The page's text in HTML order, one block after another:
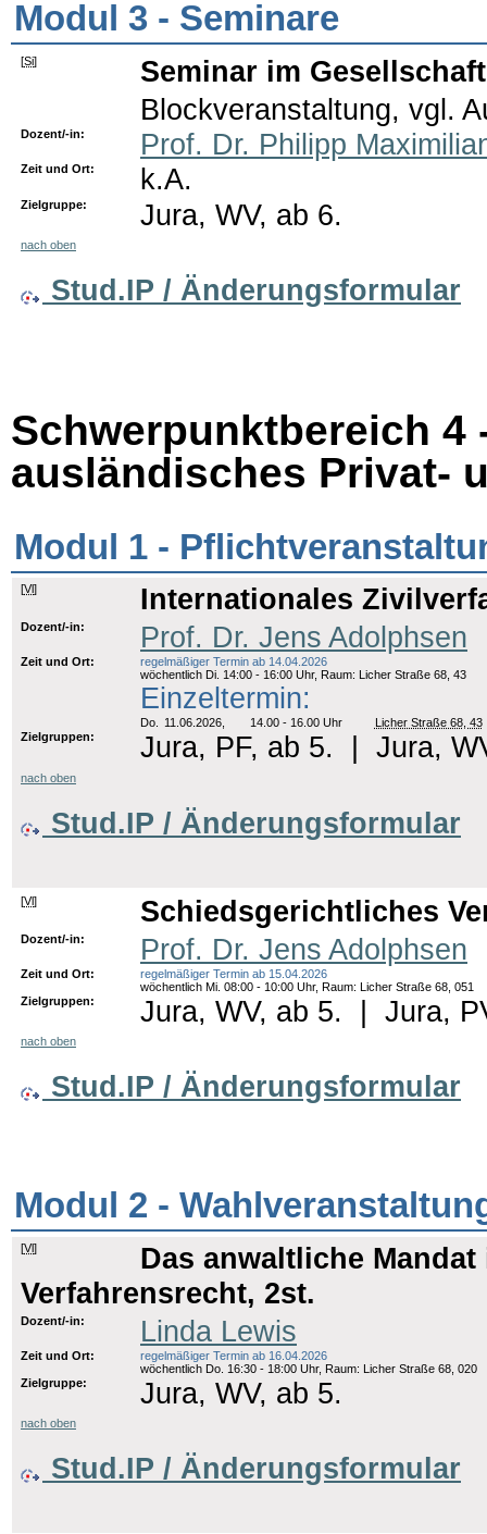
Modul 3 - Seminare
[Si]
Seminar im
Blockveranstaltung, vgl.
Dozent/-in: Prof. Dr. Philipp
Zeit und Ort: k.A.
Zielgruppe: Jura, WV, ab 6.
nach oben
Stud.IP / Änderungsformular
Schwerpunktbereich 4
ausländisches Privat-
Modul 1 -
[Vl] Internationales
Dozent/-in: Prof. Dr. Jens Adolphsen
Zeit und Ort:
regelmäßiger Termin ab 14.04.2026
wöchentlich Di. 14:00 - 16:00 Uhr, Raum: Licher Straße 68, 43
Einzeltermin:
Do. 11.06.2026, 14.00 - 16.00 Uhr
Licher Straße 68, 43
Zielgruppen:
Jura, PF, ab 5. | Jura,
nach oben
Stud.IP / Änderungsformular
[Vl] Schiedsgerichtliches
Dozent/-in: Prof. Dr. Jens Adolphsen
Zeit und Ort:
regelmäßiger Termin ab 15.04.2026
wöchentlich Mi. 08:00 - 10:00 Uhr, Raum: Licher Straße 68, 051
Zielgruppen:
Jura, WV, ab 5. | Jura,
nach oben
Stud.IP / Änderungsformular
Modul 2 -
[Vl]
Das anwaltliche
Verfahrensrecht, 2st.
Dozent/-in: Linda Lewis
Zeit und Ort:
regelmäßiger Termin ab 16.04.2026
wöchentlich Do. 16:30 - 18:00 Uhr, Raum: Licher Straße 68, 020
Zielgruppe:
Jura, WV, ab 5.
nach oben
Stud.IP / Änderungsformular